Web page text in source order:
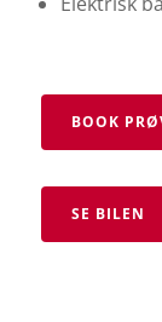
BOOK
SE BILEN